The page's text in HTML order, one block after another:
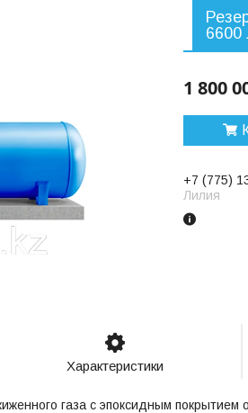
6600
1 800
+7 (775)
Лилия
Характеристики
газа с эпоксидным